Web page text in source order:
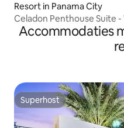
Resort in Panama City
Celadon Penthouse Suite
Accommodaties
Superhost
Superhost